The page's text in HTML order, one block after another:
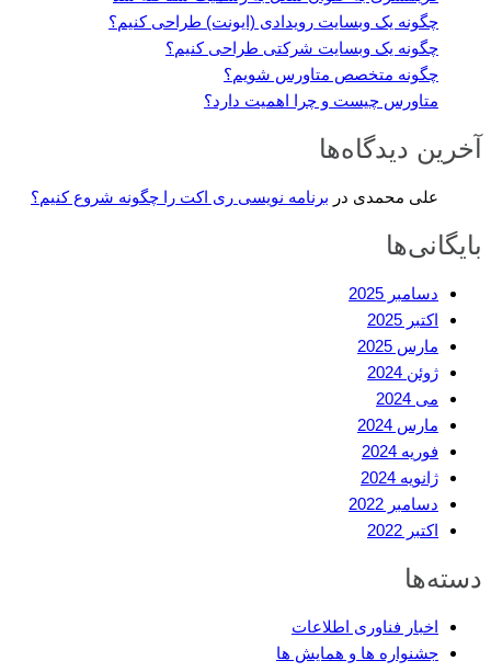
چگونه یک وبسایت رویدادی (ایونت) طراحی کنیم؟
چگونه یک وبسایت شرکتی طراحی کنیم؟
چگونه متخصص متاورس شویم؟
متاورس چیست و چرا اهمیت دارد؟
آخرین دیدگاه‌ها
علی محمدی در برنامه نویسی ری اکت را چگونه شروع کنیم؟
بایگانی‌ها
دسامبر 2025
اکتبر 2025
مارس 2025
ژوئن 2024
می 2024
مارس 2024
فوریه 2024
ژانویه 2024
دسامبر 2022
اکتبر 2022
دسته‌ها
اخبار فناوری اطلاعات
جشنواره ها و همایش ها